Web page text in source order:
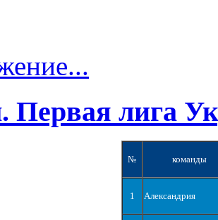
Первая лига
№ команды
1 Александрия